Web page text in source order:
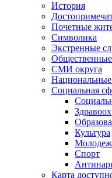
История
Почетные
Символика
Экстренные
Общественные
СМИ округа
Социальная
Культура
Спорт
Карта